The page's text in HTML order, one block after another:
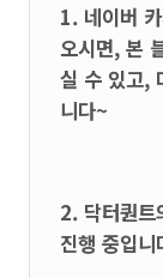
1. 네이버
오시면, 본
실 수 있고,
니다~
2. 닥터퀀트
진행 중입니